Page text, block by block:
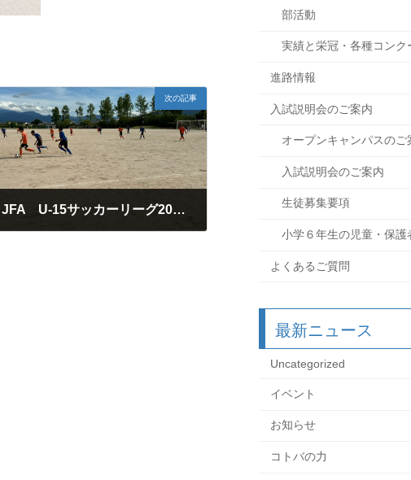
次の記事
高円宮杯 JFA U-15サッカーリーグ2024 愛媛県プレミアリーグU-15（EPリーグ）
部活動
実績と栄冠・各種コンク
進路情報
入試説明会のご案内
オープンキャンパスのご
入試説明会のご案内
生徒募集要項
小学６年生の児童・保護
よくあるご質問
最新ニュース
Uncategorized
イベント
お知らせ
コトバの力